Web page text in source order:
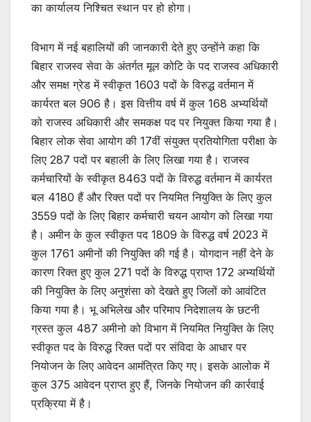
का कार्यालय निश्चित स्थान पर हो होगा।
विभाग में नई बहालियों की जानकारी देते हुए उन्होंने कहा कि
बिहार राजस्व सेवा के अंतर्गत मूल कोटि के पद राजस्व अधिकारी
और समक्ष ग्रेड में स्वीकृत 1603 पदों के विरुद्ध वर्तमान में
कार्यरत बल 906 है। इस वित्तीय वर्ष में कुल 168 अभ्यर्थियों
को राजस्व अधिकारी और समकक्ष पद पर नियुक्त किया गया है।
बिहार लोक सेवा आयोग की 17वीं संयुक्त प्रतियोगिता परीक्षा के
लिए 287 पदों पर बहाली के लिए लिखा गया है। राजस्व
कर्मचारियों के स्वीकृत 8463 पदों के विरुद्ध वर्तमान में कार्यरत
बल 4180 हैं और रिक्त पदों पर नियमित नियुक्ति के लिए कुल
3559 पदों के लिए बिहार कर्मचारी चयन आयोग को लिखा गया
है। अमीन के कुल स्वीकृत पद 1809 के विरुद्ध वर्ष 2023 में
कुल 1761 अमीनों की नियुक्ति की गई है। योगदान नहीं देने के
कारण रिक्त हुए कुल 271 पदों के विरुद्ध प्राप्त 172 अभ्यर्थियों
की नियुक्ति के लिए अनुशंसा को देखते हुए जिलों को आवंटित
किया गया है। भू अभिलेख और परिमाप निदेशालय के छटनी
ग्रस्त कुल 487 अमीनो को विभाग में नियमित नियुक्ति के लिए
स्वीकृत पद के विरुद्ध रिक्त पदों पर संविदा के आधार पर
नियोजन के लिए आवेदन आमंत्रित किए गए। इसके आलोक में
कुल 375 आवेदन प्राप्त हुए हैं, जिनके नियोजन की कार्रवाई
प्रक्रिया में है।